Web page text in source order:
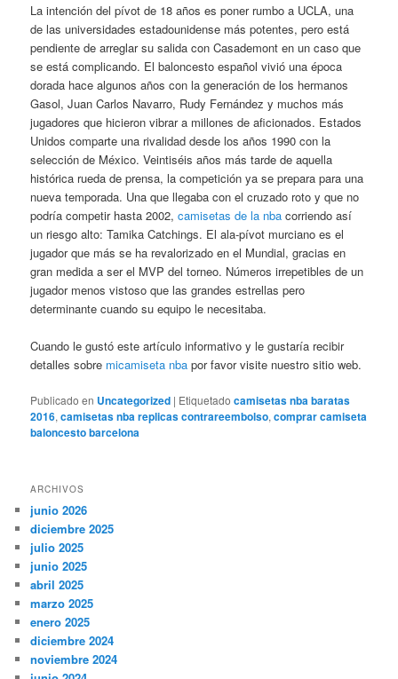
La intención del pívot de 18 años es poner rumbo a UCLA, una
de las universidades estadounidense más potentes, pero está
pendiente de arreglar su salida con Casademont en un caso que
se está complicando. El baloncesto español vivió una época
dorada hace algunos años con la generación de los hermanos
Gasol, Juan Carlos Navarro, Rudy Fernández y muchos más
jugadores que hicieron vibrar a millones de aficionados. Estados
Unidos comparte una rivalidad desde los años 1990 con la
selección de México. Veintiséis años más tarde de aquella
histórica rueda de prensa, la competición ya se prepara para una
nueva temporada. Una que llegaba con el cruzado roto y que no
podría competir hasta 2002,camisetas de la nba corriendo así
un riesgo alto: Tamika Catchings. El ala-pívot murciano es el
jugador que más se ha revalorizado en el Mundial, gracias en
gran medida a ser el MVP del torneo. Números irrepetibles de un
jugador menos vistoso que las grandes estrellas pero
determinante cuando su equipo le necesitaba.
Cuando le gustó este artículo informativo y le gustaría recibir
detalles sobre micamiseta nba por favor visite nuestro sitio web.
Publicado en Uncategorized | Etiquetado camisetas nba baratas
2016,camisetas nba replicas contrareembolso,comprar camiseta
baloncesto barcelona
ARCHIVOS
junio 2026
diciembre 2025
julio 2025
junio 2025
abril 2025
marzo 2025
enero 2025
diciembre 2024
noviembre 2024